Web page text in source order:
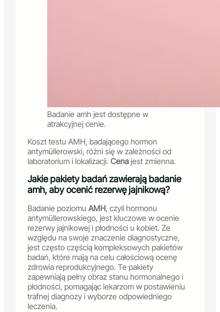
Badanie amh jest dostępne w
atrakcyjnej cenie.
Koszt testu AMH, badającego hormon
antymüllerowski, różni się w zależności od
laboratorium i lokalizacji. Cena jest zmienna.
Jakie pakiety badań zawierają badanie
amh, aby ocenić rezerwę jajnikową?
Badanie poziomu AMH, czyli hormonu
antymüllerowskiego, jest kluczowe w ocenie
rezerwy jajnikowej i płodności u kobiet. Ze
względu na swoje znaczenie diagnostyczne,
jest często częścią kompleksowych pakietów
badań, które mają na celu całościową ocenę
zdrowia reprodukcyjnego. Te pakiety
zapewniają pełny obraz stanu hormonalnego i
płodności, pomagając lekarzom w postawieniu
trafnej diagnozy i wyborze odpowiedniego
leczenia.